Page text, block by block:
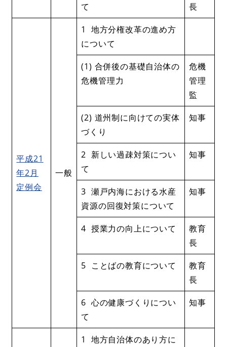
て
長
平成21
年2月
定例会
一般
1 地方分権改革の進め方
について
(1) 合併後の基礎自治体の
危機管理力
危機
管理
監
(2) 道州制に向けての実体
づくり
知事
2 新しい過疎対策につい
て
知事
3 瀬戸内海における水産
資源の回復対策について
知事
4 授業力の向上について
教育
長
5 ことばの教育について
教育
長
6 心の健康づくりについ
て
知事
1 地方自治体のあり方に